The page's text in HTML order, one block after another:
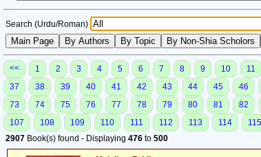
Search (Urdu/Roman)
<< 1 2 3 4 5 6 7 8 9 10 11
37
38 39 40 41 42 43 44 45 46
73
74 75 76 77 78 79 80 81 82
107
108 109 110 111 112 113 114 115
2907 Book(s) found - Displaying 476 to 500